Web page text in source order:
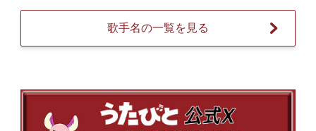
歌手名の一覧を見る